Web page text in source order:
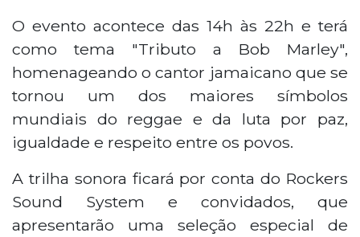
O evento acontece das 14h às 22h e terá
como tema "Tributo a Bob Marley",
homenageando o cantor jamaicano que se
tornou um dos maiores símbolos
mundiais do reggae e da luta por paz,
igualdade e respeito entre os povos.
A trilha sonora ficará por conta do Rockers
Sound System e convidados, que
apresentarão uma seleção especial de